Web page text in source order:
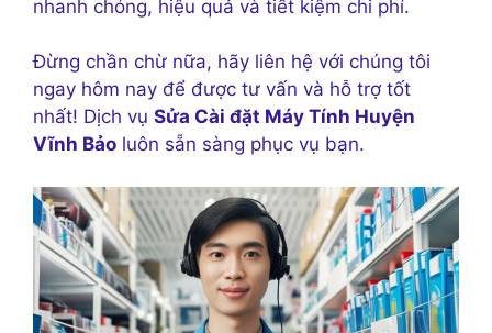
nhanh chóng, hiệu quả và tiết kiệm chi phí.
Đừng chần chừ nữa, hãy liên hệ với chúng tôi
ngay hôm nay để được tư vấn và hỗ trợ tốt
nhất! Dịch vụ Sửa Cài đặt Máy Tính Huyện
Vĩnh Bảo luôn sẵn sàng phục vụ bạn.